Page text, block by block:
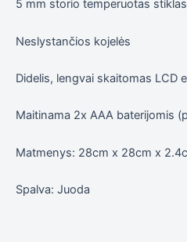
5 mm storio temperuotas stiklas
Neslystančios kojelės
Didelis, lengvai skaitomas LCD
Maitinama 2x AAA baterijomis
Matmenys: 28cm x 28cm x
Spalva: Juoda